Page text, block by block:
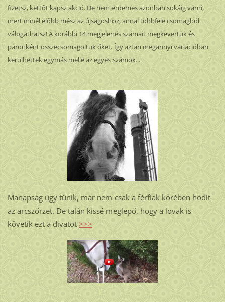
fizetsz, kettőt kapsz akció. De nem érdemes azonban sokáig várni,
mert minél előbb mész az újságoshoz, annál többféle csomagból
válogathatsz! A korábbi 14 megjelenés számait megkevertük és
páronként összecsomagoltuk őket. Így aztán megannyi variációban
kerülhettek egymás mellé az egyes számok...
Manapság úgy tűnik, már nem csak a férfiak körében hódít
az arcszőrzet. De talán kissé meglepő, hogy a lovak is
követik ezt a divatot >>>